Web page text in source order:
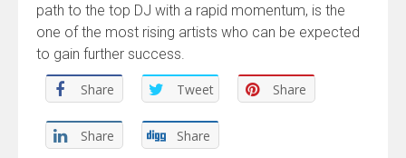
path to the top DJ with a rapid momentum, is the
one of the most rising artists who can be expected
to gain further success.
Share Tweet Share
Share Share